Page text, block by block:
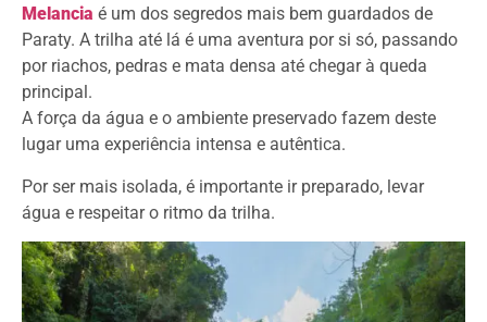
Melancia é um dos segredos mais bem guardados de
Paraty. A trilha até lá é uma aventura por si só, passando
por riachos, pedras e mata densa até chegar à queda
principal.
A força da água e o ambiente preservado fazem deste
lugar uma experiência intensa e autêntica.
Por ser mais isolada, é importante ir preparado, levar
água e respeitar o ritmo da trilha.